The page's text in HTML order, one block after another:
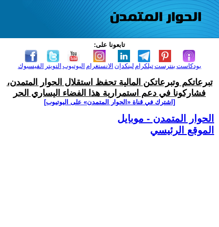
تابعونا على:
الفيسبوك التويتر اليوتيوب الانستغرام لينكدإن تيلكرامبنترست بودكاست
تبرعاتكم وتبرعاتكن المالية تحفظ استقلال الحوار المتمدن،
فشاركونا في دعم استمرارية هذا الفضاء اليساري الحر
[اشترك في قناة ‫«الحوار المتمدن» على اليوتيوب]
الحوار المتمدن - موبايل
الموقع الرئيسي